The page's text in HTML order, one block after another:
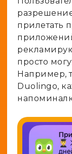
прилетать
просто
Например,
Duolingo,